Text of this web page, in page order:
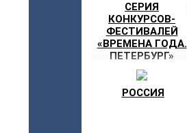
СЕРИЯ
КОНКУРСОВ-
ФЕСТИВАЛЕЙ
«ВРЕМЕНА ГОДА.
ПЕТЕРБУРГ»
РОССИЯ